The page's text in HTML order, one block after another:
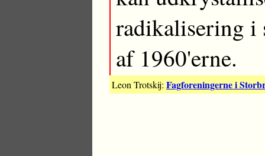
radikalisering i
af 1960'erne.
Leon Trotskij: Fagforeningerne i